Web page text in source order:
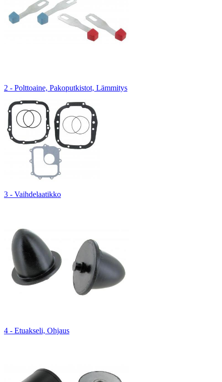
2 - Polttoaine, Pakoputkistot, Lämmitys
3 - Vaihdelaatikko
4 - Etuakseli, Ohjaus